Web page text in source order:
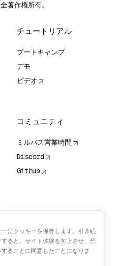
作権所有。
チュートリアル
ブートキャンプ
デモ
ビデオ
コミュニティ
ミルバス営業時間
Discord
Github
にクッキーを保存します。引き続
ると、サイト体験を向上させ、分
ることに同意したことになりま